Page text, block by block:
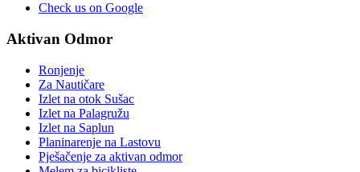
Check us on Google
Aktivan Odmor
Ronjenje
Za Nautičare
Izlet na otok Sušac
Izlet na Palagružu
Izlet na Saplun
Planinarenje na Lastovu
Pješačenje za aktivan odmor